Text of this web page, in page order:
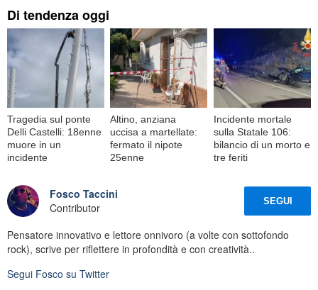
Di tendenza oggi
Tragedia sul ponte
Delli Castelli: 18enne
muore in un
incidente
Altino, anziana
uccisa a martellate:
fermato il nipote
25enne
Incidente mortale
sulla Statale 106:
bilancio di un morto e
tre feriti
Fosco Taccini
Contributor
SEGUI
Pensatore innovativo e lettore onnivoro (a volte con sottofondo
rock), scrive per riflettere in profondità e con creatività..
Segui Fosco su Twitter